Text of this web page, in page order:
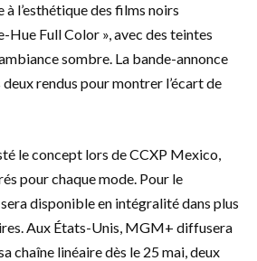
l’esthétique des films noirs
Hue Full Color », avec des teintes
sombre. La bande-annonce
rendus pour montrer l’écart de
le concept lors de CCXP Mexico,
pour chaque mode. Pour le
disponible en intégralité dans plus
Aux États-Unis, MGM+ diffusera
chaîne linéaire dès le 25 mai, deux